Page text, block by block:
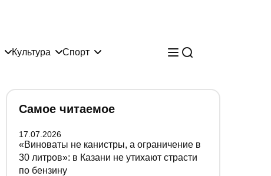
Культура Спорт
Самое читаемое
17.07.2026
«Виноваты не канистры, а ограничение в
30 литров»: в Казани не утихают страсти
по бензину